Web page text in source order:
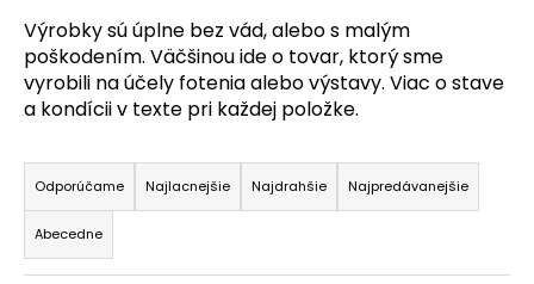
Výrobky sú úplne bez vád, alebo s malým
poškodením. Väčšinou ide o tovar, ktorý sme
vyrobili na účely fotenia alebo výstavy. Viac o stave
a kondícii v texte pri každej položke.
R
a
d
e
Odporúčame Najlacnejšie Najdrahšie Najpredávanejšie
Abecedne
o
t
r
b
u
e